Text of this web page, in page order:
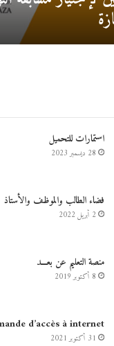
استمارات للتحميل
28 ديسمبر 2023
فضاء الطالب والموظف والأستاذ
2 أبريل 2022
منصة التعليم عن بعـــد
8 أكتوبر 2019
d’accès à internet
31 أكتوبر 2021